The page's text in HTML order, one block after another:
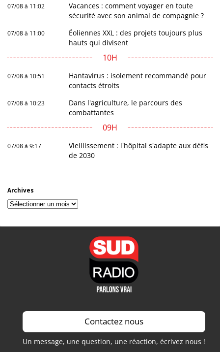
07/08 à 11:02
Vacances : comment voyager en toute
sécurité avec son animal de compagnie ?
07/08 à 11:00
Éoliennes XXL : des projets toujours plus
hauts qui divisent
10H
07/08 à 10:51
Hantavirus : isolement recommandé pour
contacts étroits
07/08 à 10:23
Dans l'agriculture, le parcours des
combattantes
09H
07/08 à 9:17
Vieillissement : l'hôpital s'adapte aux défis
de 2030
Archives
Archives
Contactez nous
Un message, une question, une réaction, écrivez nous !